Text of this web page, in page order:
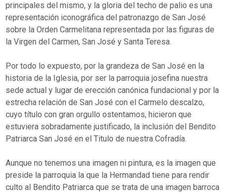
principales del mismo, y la gloria del techo de palio es una
representación iconográfica del patronazgo de San José
sobre la Orden Carmelitana representada por las figuras de
la Virgen del Carmen, San José y Santa Teresa.
Por todo lo expuesto, por la grandeza de San José en la
historia de la Iglesia, por ser la parroquia josefina nuestra
sede actual y lugar de erección canónica fundacional y por la
estrecha relación de San José con el Carmelo descalzo,
cuyo título con gran orgullo ostentamos, hicieron que
estuviera sobradamente justificado, la inclusión del Bendito
Patriarca San José en el Titulo de nuestra Cofradía.
Aunque no tenemos una imagen ni pintura, es la imagen que
preside la parroquia la que la Hermandad tiene para rendir
culto al Bendito Patriarca que se trata de una imagen barroca